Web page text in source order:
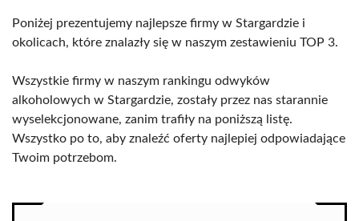
Poniżej prezentujemy najlepsze firmy w Stargardzie i
okolicach, które znalazły się w naszym zestawieniu TOP 3.
Wszystkie firmy w naszym rankingu odwyków
alkoholowych w Stargardzie, zostały przez nas starannie
wyselekcjonowane, zanim trafiły na poniższą listę.
Wszystko po to, aby znaleźć oferty najlepiej odpowiadające
Twoim potrzebom.